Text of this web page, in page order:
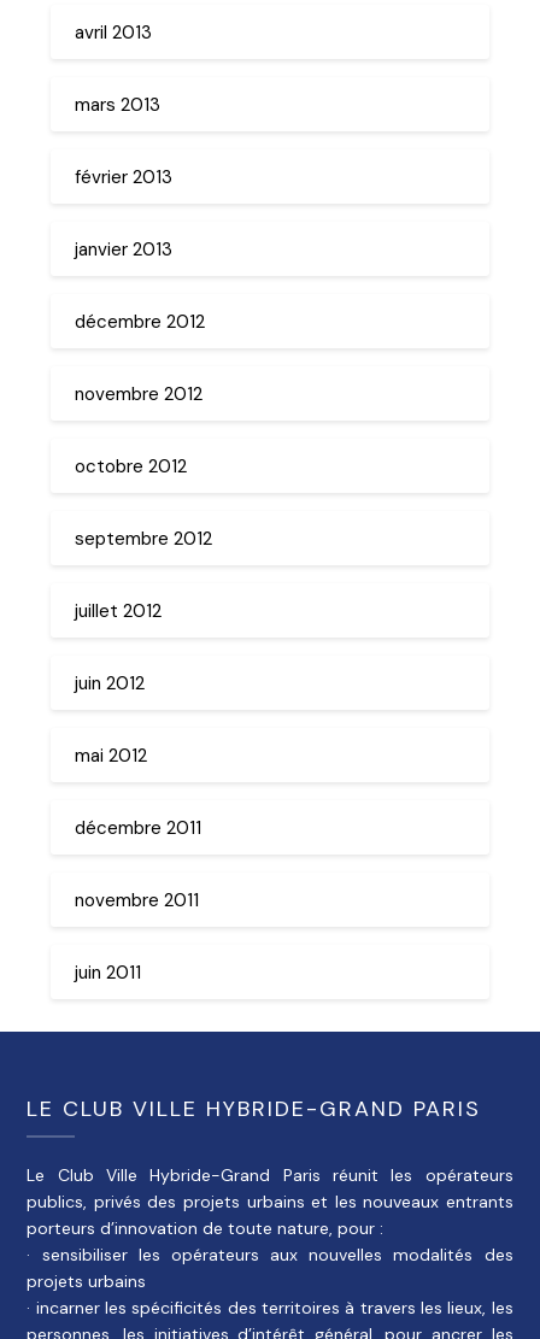
avril 2013
mars 2013
février 2013
janvier 2013
décembre 2012
novembre 2012
octobre 2012
septembre 2012
juillet 2012
juin 2012
mai 2012
décembre 2011
novembre 2011
juin 2011
LE CLUB VILLE HYBRIDE-GRAND PARIS
Le Club Ville Hybride-Grand Paris réunit les opérateurs
publics, privés des projets urbains et les nouveaux entrants
porteurs d’innovation de toute nature, pour :
· sensibiliser les opérateurs aux nouvelles modalités des
projets urbains
· incarner les spécificités des territoires à travers les lieux, les
personnes, les initiatives d’intérêt général, pour ancrer les